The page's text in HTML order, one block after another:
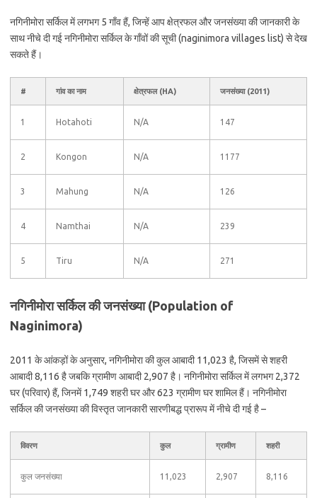
नगिनीमोरा सर्किल में लगभग 5 गाँव हैं, जिन्हें आप क्षेत्रफल और जनसंख्या की जानकारी के
साथ नीचे दी गई नगिनीमोरा सर्किल के गाँवों की सूची (naginimora villages list) से देख
सकते हैं।
# गांव का नाम क्षेत्रफल (HA) जनसंख्या (2011)
1 Hotahoti N/A 147
2 Kongon N/A 1177
3 Mahung N/A 126
4 Namthai N/A 239
5 Tiru N/A 271
नगिनीमोरा सर्किल की जनसंख्या (Population of
Naginimora)
2011 के आंकड़ों के अनुसार, नगिनीमोरा की कुल आबादी 11,023 है, जिसमें से शहरी
आबादी 8,116 है जबकि ग्रामीण आबादी 2,907 है। नगिनीमोरा सर्किल में लगभग 2,372
घर (परिवार) हैं, जिनमें 1,749 शहरी घर और 623 ग्रामीण घर शामिल हैं। नगिनीमोरा
सर्किल की जनसंख्या की विस्तृत जानकारी सारणीबद्ध प्रारूप में नीचे दी गई है –
विवरण कुल ग्रामीण शहरी
कुल जनसंख्या 11,023 2,907 8,116